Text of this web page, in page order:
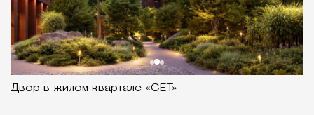
Двор в жилом квартале «СЕТ»